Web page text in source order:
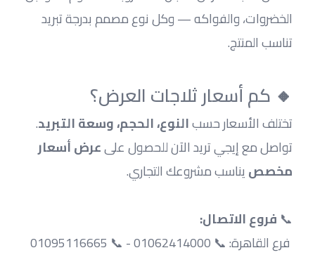
تناسب المنتج.
🔸 كم أسعار ثلاجات العرض؟
تختلف الأسعار حسب النوع، الحجم، وسعة التبريد.
تواصل مع إيجي تريد الآن للحصول على
عرض أسعار
مخصص يناسب مشروعك التجاري.
📞 فروع الاتصال:
فرع القاهرة: 📞 01062414000 - 📞 01095116665